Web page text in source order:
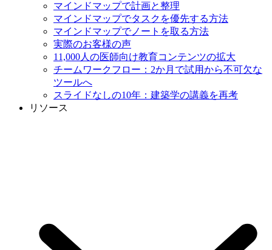
マインドマップで計画と整理
マインドマップでタスクを優先する方法
マインドマップでノートを取る方法
実際のお客様の声
11,000人の医師向け教育コンテンツの拡大
チームワークフロー：2か月で試用から不可欠な
ツールへ
スライドなしの10年：建築学の講義を再考
リソース